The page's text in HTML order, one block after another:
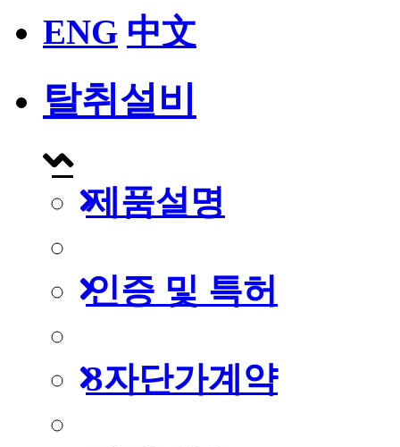
ENG 中文
탈취설비
제품설명
인증 및 특허
3자단가계약